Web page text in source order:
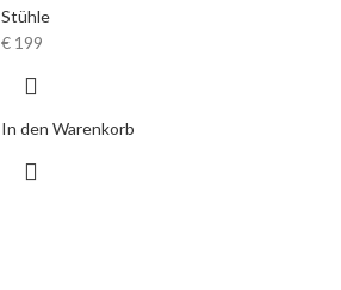
Stühle
€ 199
In den Warenkorb